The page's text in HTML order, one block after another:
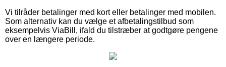
Vi tilråder betalinger med kort eller betalinger med mobilen.
Som alternativ kan du vælge et afbetalingstilbud som
eksempelvis ViaBill, ifald du tilstræber at godtgøre pengene
over en længere periode.